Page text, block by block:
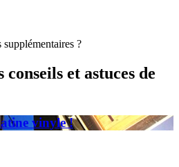
?
et astuces de
vinyle !